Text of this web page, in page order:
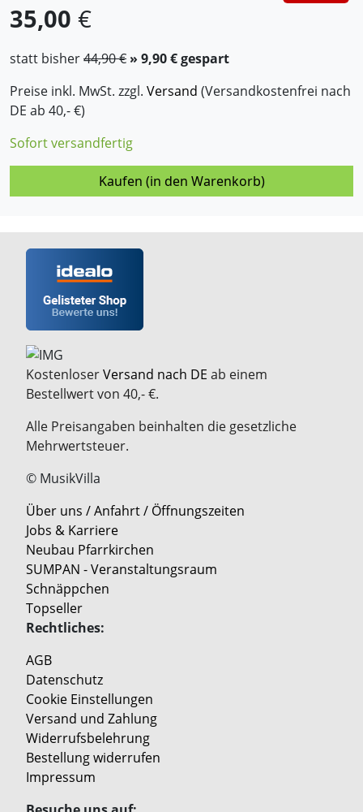
35,00 €
statt bisher44,90 € » 9,90 € gespart
Preise inkl. MwSt. zzgl. Versand (Versandkostenfrei nach
DE ab 40,- €)
Sofort versandfertig
Kaufen (in den Warenkorb)
KostenloserVersand nach DE ab einem
Bestellwert von 40,- €.
Alle Preisangaben beinhalten die gesetzliche
Mehrwertsteuer.
© MusikVilla
Über uns / Anfahrt / Öffnungszeiten
Jobs & Karriere
Neubau Pfarrkirchen
SUMPAN - Veranstaltungsraum
Schnäppchen
Topseller
Rechtliches:
AGB
Datenschutz
Cookie Einstellungen
Versand und Zahlung
Widerrufsbelehrung
Bestellung widerrufen
Impressum